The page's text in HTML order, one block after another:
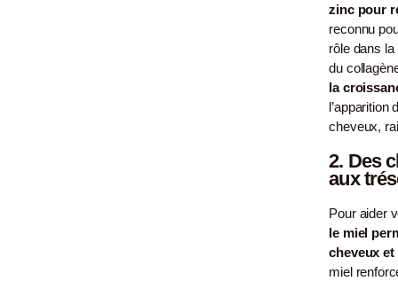
zinc pour
reconnu
rôle dans
du
la
l’apparition
cheveux,
2. Des
aux
Pour aider
le miel
cheveux
miel